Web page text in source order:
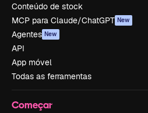
Conteúdo de stock
MCP para Claude/ChatGPT New
Agentes New
API
App móvel
Todas as ferramentas
Começar